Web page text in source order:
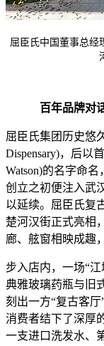
屈臣氏中国董事总经
百年品牌对
屈臣氏集团历史悠
Dispensary)，后以
Watson)的名字命
创立之初便注入武
以延续。屈臣氏复
楚河汉街正式亮相
廊、舷窗相映成趣
步入店内，一场“
典雅玻璃药瓶与旧
刻出一方“复古客
消费者结下了深厚
一支进口洗发水、